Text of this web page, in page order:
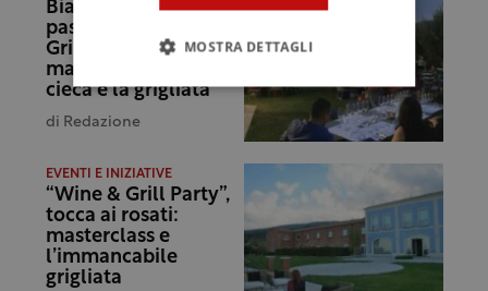
Bianco, che
passione! Al “Wine &
Grill Party” la
masterclass alla
cieca e la grigliata
di Redazione
EVENTI E INIZIATIVE
“Wine & Grill Party”,
tocca ai rosati:
masterclass e
l’immancabile
grigliata
MOSTRA DETTAGLI